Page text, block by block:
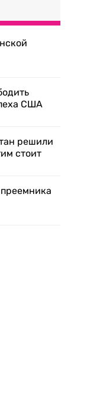
США
решили
стоит